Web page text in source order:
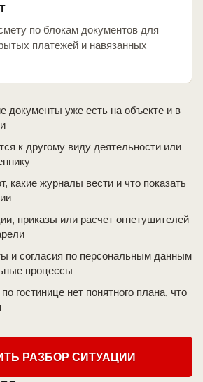
по блокам документов для
платежей и навязанных
документы уже есть на объекте и в
к другому виду деятельности или
какие журналы вести и что показать
приказы или расчет огнетушителей
и согласия по персональным данным
процессы
гостинице нет понятного плана, что
РАЗБОР СИТУАЦИИ